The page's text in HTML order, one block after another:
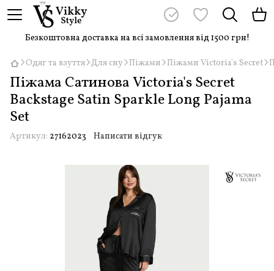
Безкоштовна доставка на всі замовлення від 1500 грн!
Одяг та взуття Для сну Піжами Піжами Victoria's Secret
Піжама Сатинова Victoria's Secret
Backstage Satin Sparkle Long Pajama
Set
Артикул: 27162023 Написати відгук